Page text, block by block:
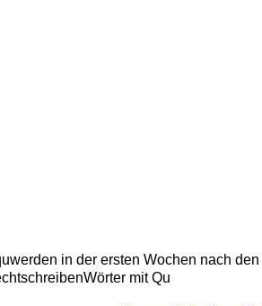
in der ersten Wochen nach
mit Qu